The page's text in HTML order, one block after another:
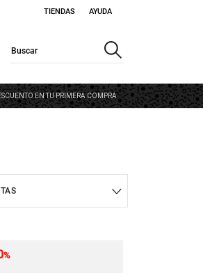
TIENDAS AYUDA
EN TU PRIMERA COMPRA
%